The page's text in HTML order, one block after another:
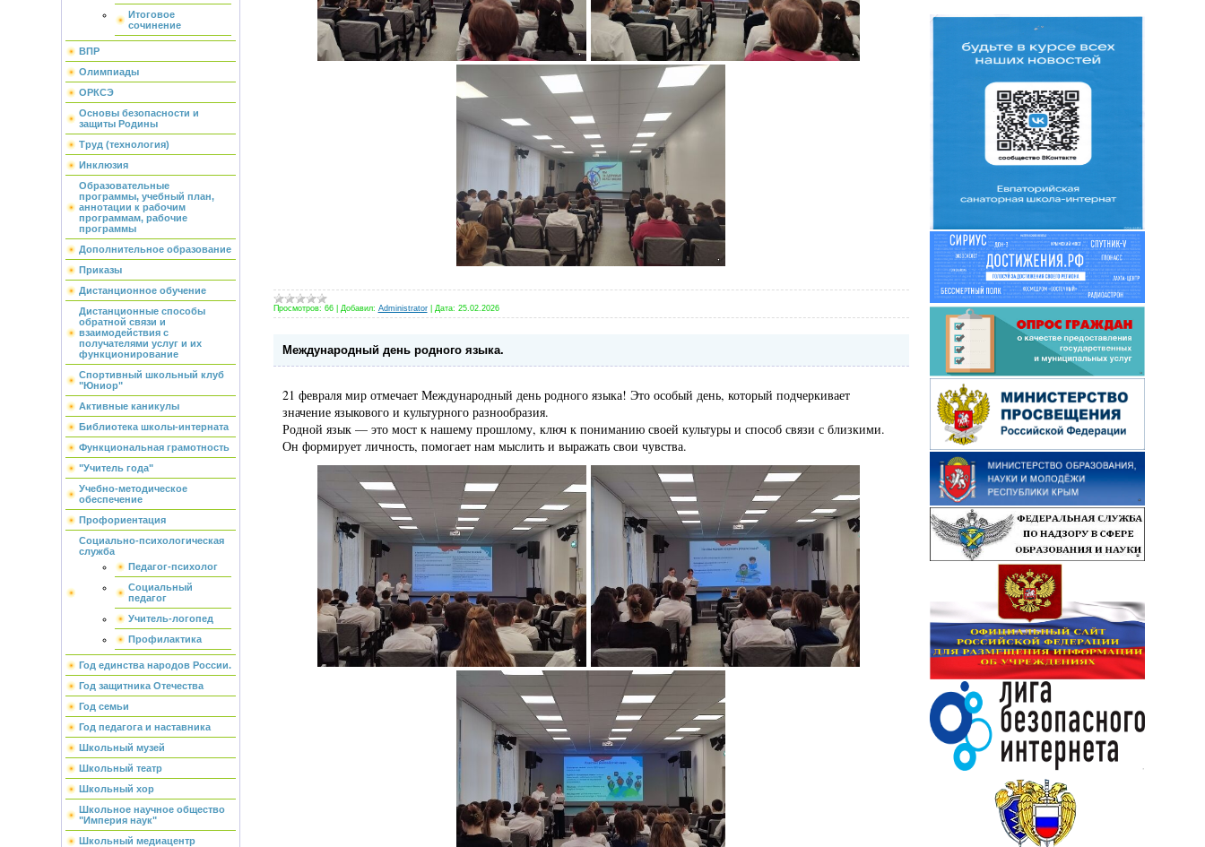
Итоговое
сочинение
ВПР
Олимпиады
ОРКСЭ
Основы безопасности и
защиты Родины
Труд (технология)
Инклюзия
Образовательные
программы, учебный план,
аннотации к рабочим
программам, рабочие
программы
Дополнительное образование
Приказы
Дистанционное обучение
Дистанционные способы
обратной связи и
взаимодействия с
получателями услуг и их
функционирование
Спортивный школьный клуб
"Юниор"
Активные каникулы
Библиотека школы-интерната
Функциональная грамотность
"Учитель года"
Учебно-методическое
обеспечение
Профориентация
Социально-психологическая
служба
Педагог-психолог
Социальный
педагог
Учитель-логопед
Профилактика
Год единства народов России.
Год защитника Отечества
Год семьи
Год педагога и наставника
Школьный музей
Школьный театр
Школьный хор
Школьное научное общество
"Империя наук"
Школьный медиацентр
Просмотров: 66 Добавил: Administrator Дата: 25.02.2026
Международный день родного языка.
21 февраля мир отмечает Международный день родного языка! Это особый день, который подчеркивает
значение языкового и культурного разнообразия.
Родной язык — это мост к нашему прошлому, ключ к пониманию своей культуры и способ связи с близкими.
Он формирует личность, помогает нам мыслить и выражать свои чувства.